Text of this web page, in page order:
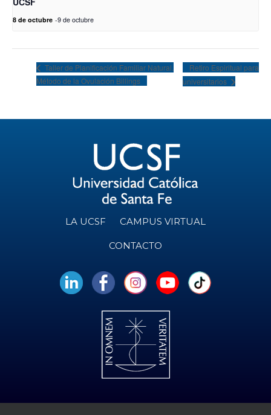
8 de octubre -9 de octubre
Taller de Planificación Familiar Natural.
Método de la Ovulación Billings
Retiro Espiritual para
universitarios
LA UCSF CAMPUS VIRTUAL
CONTACTO